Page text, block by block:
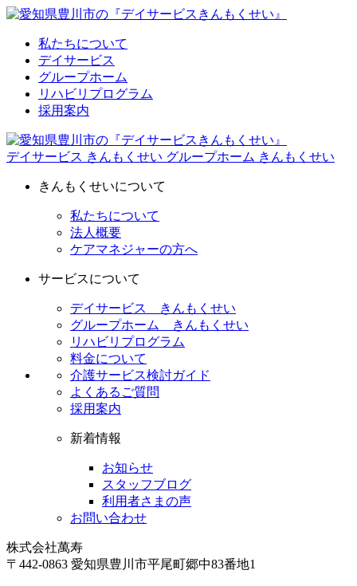
私たちについて
デイサービス
グループホーム
リハビリプログラム
採用案内
デイサービス きんもくせい グループホーム きんもくせい
きんもくせいについて
私たちについて
法人概要
ケアマネジャーの方へ
サービスについて
デイサービス きんもくせい
グループホーム きんもくせい
リハビリプログラム
料金について
介護サービス検討ガイド
よくあるご質問
採用案内
新着情報
お知らせ
スタッフブログ
利用者さまの声
お問い合わせ
株式会社萬寿
〒442-0863 愛知県豊川市平尾町郷中83番地1